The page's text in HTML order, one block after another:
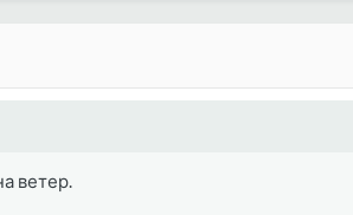
ветер.